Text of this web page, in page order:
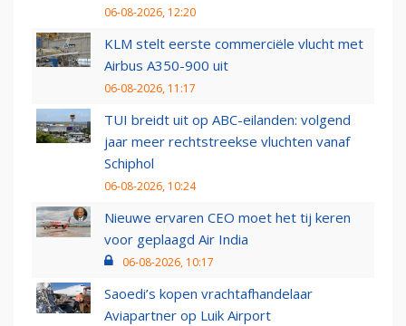
06-08-2026, 12:20
KLM stelt eerste commerciële vlucht met
Airbus A350-900 uit
06-08-2026, 11:17
TUI breidt uit op ABC-eilanden: volgend
jaar meer rechtstreekse vluchten vanaf
Schiphol
06-08-2026, 10:24
Nieuwe ervaren CEO moet het tij keren
voor geplaagd Air India
06-08-2026, 10:17
Saoedi’s kopen vrachtafhandelaar
Aviapartner op Luik Airport